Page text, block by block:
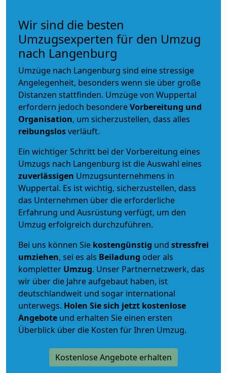
Wir sind die besten
Umzugsexperten für den Umzug
nach Langenburg
Umzüge nach Langenburg sind eine stressige
Angelegenheit, besonders wenn sie über große
Distanzen stattfinden. Umzüge von Wuppertal
erfordern jedoch besondereVorbereitung und
Organisation, um sicherzustellen, dass alles
reibungslosverläuft.
Ein wichtiger Schritt bei der Vorbereitung eines
Umzugs nach Langenburg ist die Auswahl eines
zuverlässigen Umzugsunternehmens in
Wuppertal. Es ist wichtig, sicherzustellen, dass
das Unternehmen über die erforderliche
Erfahrung und Ausrüstung verfügt, um den
Umzug erfolgreich durchzuführen.
Bei uns können Sie kostengünstig und stressfrei
umziehen, sei es als Beiladung oder als
kompletter Umzug. Unser Partnernetzwerk, das
wir über die Jahre aufgebaut haben, ist
deutschlandweit und sogar international
unterwegs. Holen Sie sich jetzt kostenlose
Angebote und erhalten Sie einen ersten
Überblick über die Kosten für Ihren Umzug.
Kostenlose Angebote erhalten